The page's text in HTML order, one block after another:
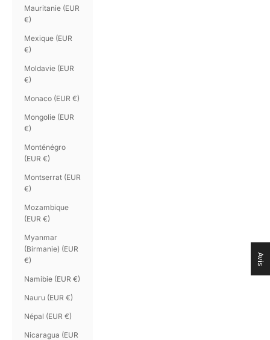
Mauritanie (EUR
€)
Mexique (EUR
€)
Moldavie (EUR
€)
Monaco (EUR €)
Mongolie (EUR
€)
Monténégro
(EUR €)
Montserrat (EUR
€)
Mozambique
(EUR €)
Myanmar
(Birmanie) (EUR
€)
Namibie (EUR €)
Nauru (EUR €)
Népal (EUR €)
Nicaragua (EUR
Avis